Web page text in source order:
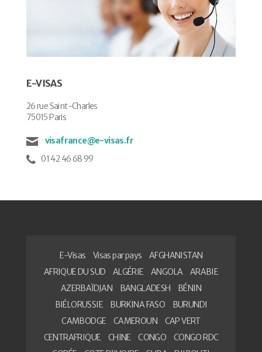
E-VISAS
26 rue Saint-Charles
75015 Paris
visafrance@e-visas.fr
01 42 46 68 99
E-Visas Visas par pays
AFGHANISTAN
AFRIQUE DU SUD
ALGÉRIE ANGOLA
ARABIE
AZERBAÏDJAN
BANGLADESH
BÉNIN
BIÉLORUSSIE
BURKINA FASO
BURUNDI
CAMBODGE
CAMEROUN
CAP VERT
CENTRAFRIQUE
CHINE CONGO
CONGO RDC